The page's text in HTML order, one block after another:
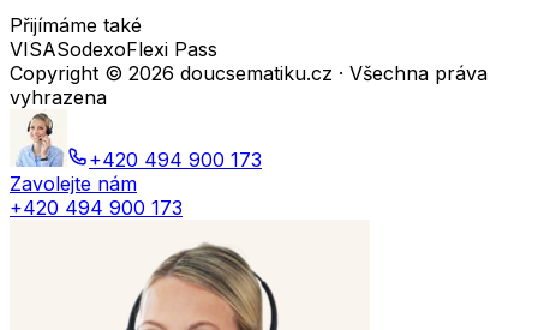
Přijímáme také
VISASodexoFlexi Pass
Copyright © 2026 doucsematiku.cz · Všechna práva
vyhrazena
+420 494 900 173
Zavolejte nám
+420 494 900 173